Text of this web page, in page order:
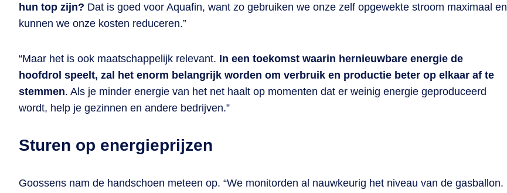
hun top zijn? Dat is goed voor Aquafin, want zo gebruiken we onze zelf opgewekte stroom maximaal en
kunnen we onze kosten reduceren.”
“Maar het is ook maatschappelijk relevant. In een toekomst waarin hernieuwbare energie de
hoofdrol speelt, zal het enorm belangrijk worden om verbruik en productie beter op elkaar af te
stemmen. Als je minder energie van het net haalt op momenten dat er weinig energie geproduceerd
wordt, help je gezinnen en andere bedrijven.”
Sturen op energieprijzen
Goossens nam de handschoen meteen op. “We monitorden al nauwkeurig het niveau van de gasballon.